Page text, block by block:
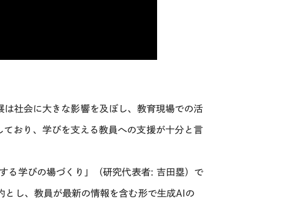
は社会に大きな影響を及ぼし、教育現場での活
おり、学びを支える教員への支援が十分と言
る学びの場づくり」（研究代表者: 吉田塁）で
とし、教員が最新の情報を含む形で生成AI の